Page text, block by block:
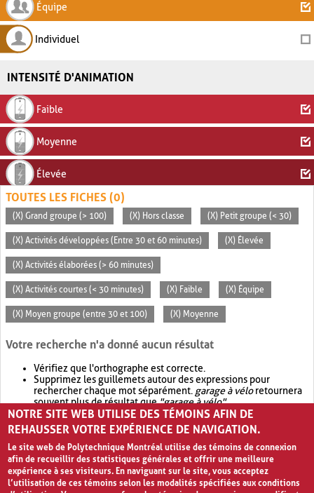
Équipe
Individuel
INTENSITÉ D'ANIMATION
Faible
Moyenne
Élevée
TOUTES LES FICHES (0)
(X) Grand groupe (> 100) (X) Hors classe (X) Petit groupe (< 30)
(X) Activités développées (Entre 30 et 60 minutes) (X) Élevée
(X) Activités élaborées (> 60 minutes)
(X) Activités courtes (< 30 minutes) (X) Faible (X) Équipe
(X) Moyen groupe (entre 30 et 100) (X) Moyenne
Votre recherche n'a donné aucun résultat
Vérifiez que l'orthographe est correcte.
Supprimez les guillemets autour des expressions pour
rechercher chaque mot séparément. garage à véloretournera
souvent plus de résultat que"garage à vélo".
Envisagez d'élargir votre recherche avec OR.garage OR vélo
retournera souvent plus de résultat quegarage à vélo
NOTRE SITE WEB UTILISE DES TÉMOINS AFIN DE
REHAUSSER VOTRE EXPÉRIENCE DE NAVIGATION.
Le site web de Polytechnique Montréal utilise des témoins de connexion
afin de recueillir des statistiques générales et offrir une meilleure
expérience à ses visiteurs. En naviguant sur le site, vous acceptez
l’utilisation de ces témoins selon les modalités spécifiées aux conditions